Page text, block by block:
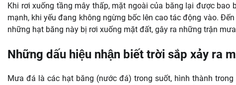
Khi rơi xuống tầng mây thấp, mặt ngoài của băng lại được
mạnh, khi yếu đang không ngừng bốc lên cao tác động vào.
những hạt băng này bị rơi xuống mặt đất, gây ra những trận
Những dấu hiệu nhận biết trời sắp xảy ra
Mưa đá là các hạt băng (nước đá) trong suốt, hình thành